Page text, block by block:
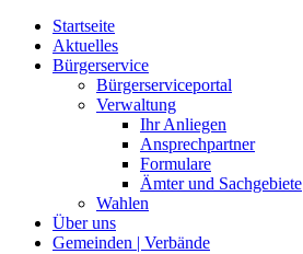
Startseite
Aktuelles
Bürgerservice
Bürgerserviceportal
Verwaltung
Ihr Anliegen
Ansprechpartner
Formulare
Ämter und Sachgebiete
Wahlen
Über uns
Gemeinden | Verbände